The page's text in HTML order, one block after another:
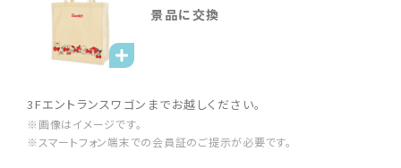
景品に交換
3Fエントランスワゴンまでお越しください。
※画像はイメージです。
※スマートフォン端末での会員証のご提示が必要です。